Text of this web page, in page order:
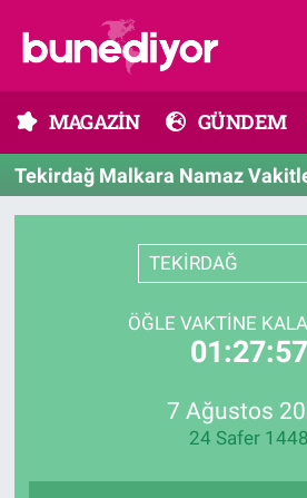
MAGAZİN GÜNDEM
Tekirdağ Malkara Namaz
TEKİRDAĞ
ÖĞLE VAKTINE
01:27:57
7 Ağustos
24 Safer 1448
Dünya
Müzik
EKONOMİ
TV MEDYA
Süper Lig Puan Durumu ve
Tüm Manşetler
Son Dakika Haberleri